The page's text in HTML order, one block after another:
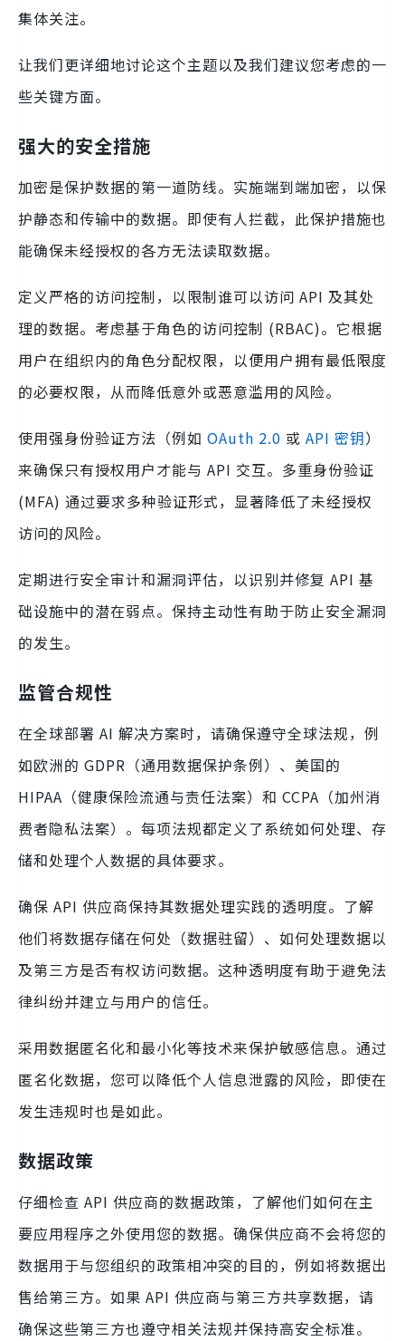
集体关注。
让我们更详细地讨论这个主题以及我们建议您考虑的一
些关键方面。
强大的安全措施
加密是保护数据的第一道防线。实施端到端加密，以保
护静态和传输中的数据。即使有人拦截，此保护措施也
能确保未经授权的各方无法读取数据。
定义严格的访问控制，以限制谁可以访问 API 及其处
理的数据。考虑基于角色的访问控制 (RBAC)。它根据
用户在组织内的角色分配权限，以便用户拥有最低限度
的必要权限，从而降低意外或恶意滥用的风险。
使用强身份验证方法（例如 OAuth 2.0 或 API 密钥）
来确保只有授权用户才能与 API 交互。多重身份验证
(MFA) 通过要求多种验证形式，显著降低了未经授权
访问的风险。
定期进行安全审计和漏洞评估，以识别并修复 API 基
础设施中的潜在弱点。保持主动性有助于防止安全漏洞
的发生。
监管合规性
在全球部署 AI 解决方案时，请确保遵守全球法规，例
如欧洲的 GDPR（通用数据保护条例）、美国的
HIPAA（健康保险流通与责任法案）和 CCPA（加州消
费者隐私法案）。每项法规都定义了系统如何处理、存
储和处理个人数据的具体要求。
确保 API 供应商保持其数据处理实践的透明度。了解
他们将数据存储在何处（数据驻留）、如何处理数据以
及第三方是否有权访问数据。这种透明度有助于避免法
律纠纷并建立与用户的信任。
采用数据匿名化和最小化等技术来保护敏感信息。通过
匿名化数据，您可以降低个人信息泄露的风险，即使在
发生违规时也是如此。
数据政策
仔细检查 API 供应商的数据政策，了解他们如何在主
要应用程序之外使用您的数据。确保供应商不会将您的
数据用于与您组织的政策相冲突的目的，例如将数据出
售给第三方。如果 API 供应商与第三方共享数据，请
确保这些第三方也遵守相关法规并保持高安全标准。